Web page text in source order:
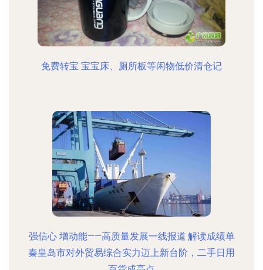
免费转宝 宝宝床、厕所板等闲物低价清仓记
强信心 增动能——高质量发展一线报道·解读成绩单
秦皇岛市对外贸易综合实力迈上新台阶，二手日用